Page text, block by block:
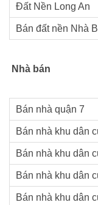
Đất Nền Long An
Bán đất nền Nhà
Nhà bán
Bán nhà quận 7
Bán nhà khu dân
Bán nhà khu dân
Bán nhà khu dân
Bán nhà khu dân